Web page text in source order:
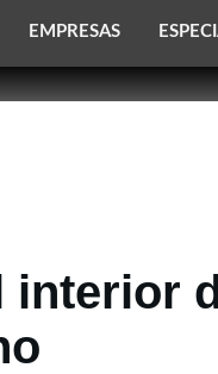
EMPRESAS
interior